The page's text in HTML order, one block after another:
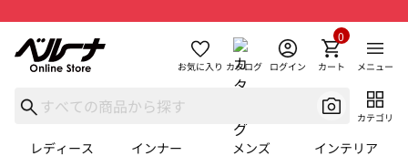
お気に入り カタログ ログイン カート
0
メニュー
カテゴリ
レディース インナー メンズ インテリア